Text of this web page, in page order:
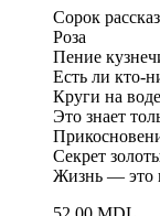
Сорок
Роза
Пение
Есть ли кто-
Круги на воде
Это знает
Секрет
Жизнь — это